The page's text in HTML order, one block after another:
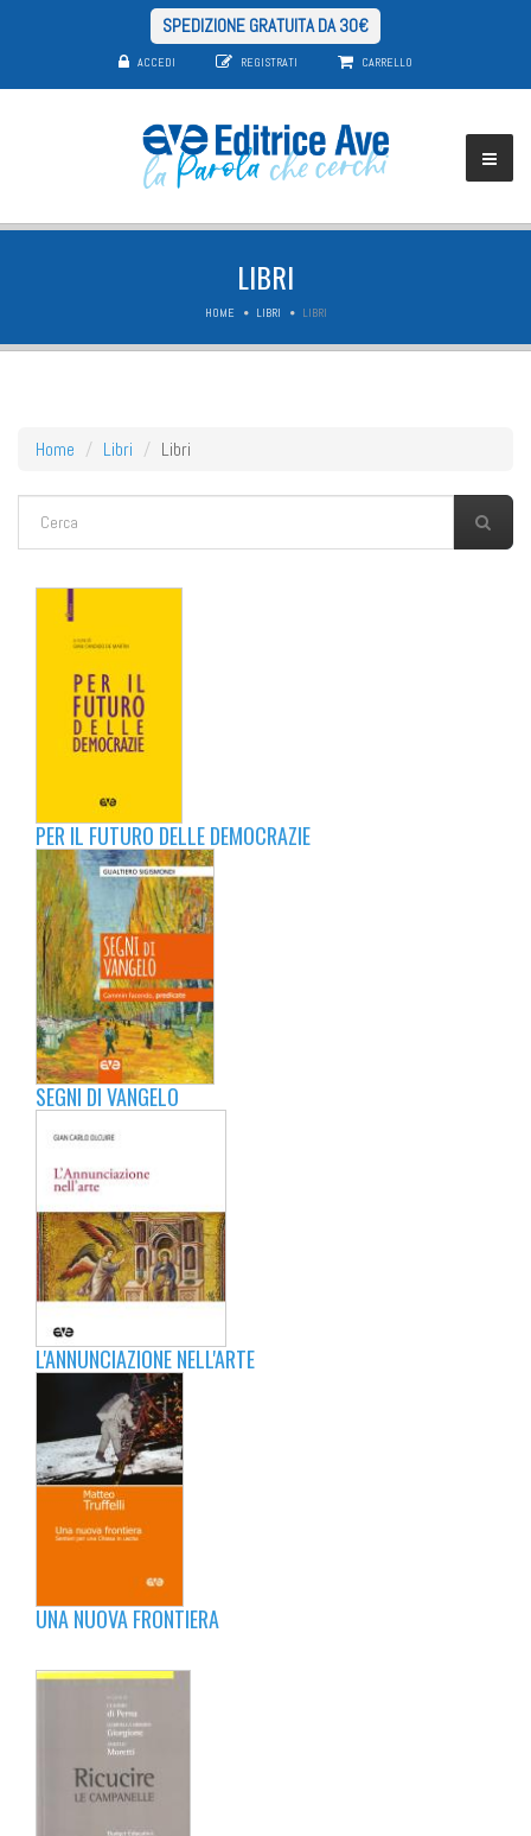
SPEDIZIONE GRATUITA DA 30€
ACCEDI REGISTRATI CARRELLO
LIBRI
HOME LIBRI LIBRI
Home Libri Libri
FORM DI RICERCA
PER IL FUTURO DELLE DEMOCRAZIE
SEGNI DI VANGELO
L'ANNUNCIAZIONE NELL'ARTE
UNA NUOVA FRONTIERA